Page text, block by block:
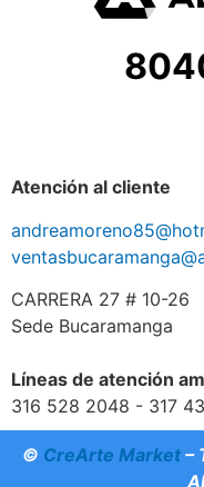
Atención al cliente
CARRERA 27 # 10-26
Sede Bucaramanga
Líneas de atención
316 528 2048 - 317
© CreArte Market –